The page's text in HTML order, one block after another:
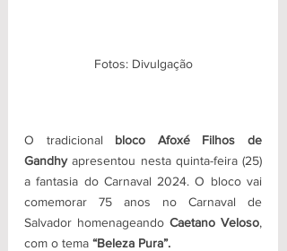
Fotos: Divulgação
O tradicional bloco Afoxé Filhos de
Gandhy apresentou nesta quinta-feira (25)
a fantasia do Carnaval 2024. O bloco vai
comemorar 75 anos no Carnaval de
Salvador homenageando Caetano Veloso,
com o tema “Beleza Pura”.